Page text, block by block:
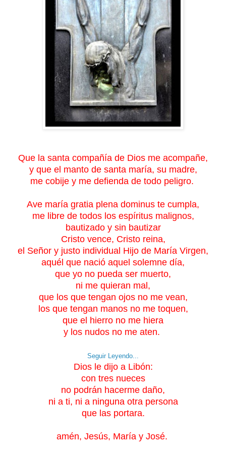
Que la santa compañía de Dios me acompañe,
y que el manto de santa maría, su madre,
me cobije y me defienda de todo peligro.
Ave maría gratia plena dominus te cumpla,
me libre de todos los espíritus malignos,
bautizado y sin bautizar
Cristo vence, Cristo reina,
el Señor y justo individual Hijo de María Virgen,
aquél que nació aquel solemne día,
que yo no pueda ser muerto,
ni me quieran mal,
que los que tengan ojos no me vean,
los que tengan manos no me toquen,
que el hierro no me hiera
y los nudos no me aten.
Seguir Leyendo...
Dios le dijo a Libón:
con tres nueces
no podrán hacerme daño,
ni a ti, ni a ninguna otra persona
que las portara.
amén, Jesús, María y José.